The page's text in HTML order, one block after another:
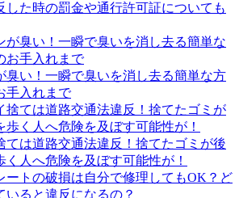
した時の罰金や通行許可証についても
臭い！一瞬で臭いを消し去る簡単な方
手入れまで
ては道路交通法違反！捨てたゴミが後
く人へ危険を及ぼす可能性が！